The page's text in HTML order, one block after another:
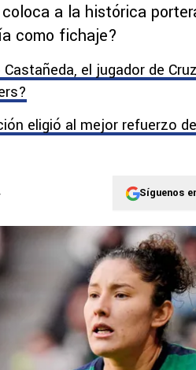
a la histórica
como fichaje?
Castañeda, el jugador de
eligió al mejor refuerzo
Síguenos